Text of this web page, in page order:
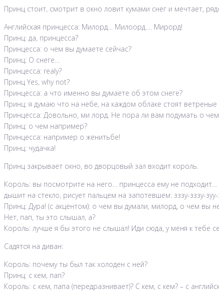
Принц стоит, смотрит в окно ловит кумами снег и мечтает,
Английская принцесса: Милорд… Милоорд…. Мирорд!
Принц: да, принцесса?
Принцесса: о чем вы думаете сейчас?
Принц: О снеге…
Принцесса: realy?
Принц Yes, why not?
Принцесса: а что именно вы думаете об этом снеге?
Принц: я думаю что на небе, на каждом облаке стоят
Принцесса: Довольно, ми лорд. Не пора ли вам подумать о
Принц: о чем например?
Принцесса: например о женитьбе!
Принц: чудачка!
Принц закрывает окно, во дворцовый зал входит король.
Король: вы посмотрите на него… принцесса ему не подходит…
дышит на стекло, рисует пальцем на запотевшем: зззу-зззу-зуу-
Принц: Дура! (с акцентом): о чем вы думали, милорд, о чем вы
Нет, пап, ты это слышал, а?
Король: лучше я бы этого не слышал! Иди сюда, у меня к тебе
Садятся на диван:
Король: почему ты был так холоден с ней?
Принц: с кем, пап?
Король: с кем, папа (передразнивает)? С кем, с кем? – с